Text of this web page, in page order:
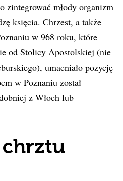
zintegrować młody organizm
księcia. Chrzest, a także
w 968 roku, które
od Stolicy Apostolskiej (nie
umacniało pozycję
w Poznaniu został
z Włoch lub